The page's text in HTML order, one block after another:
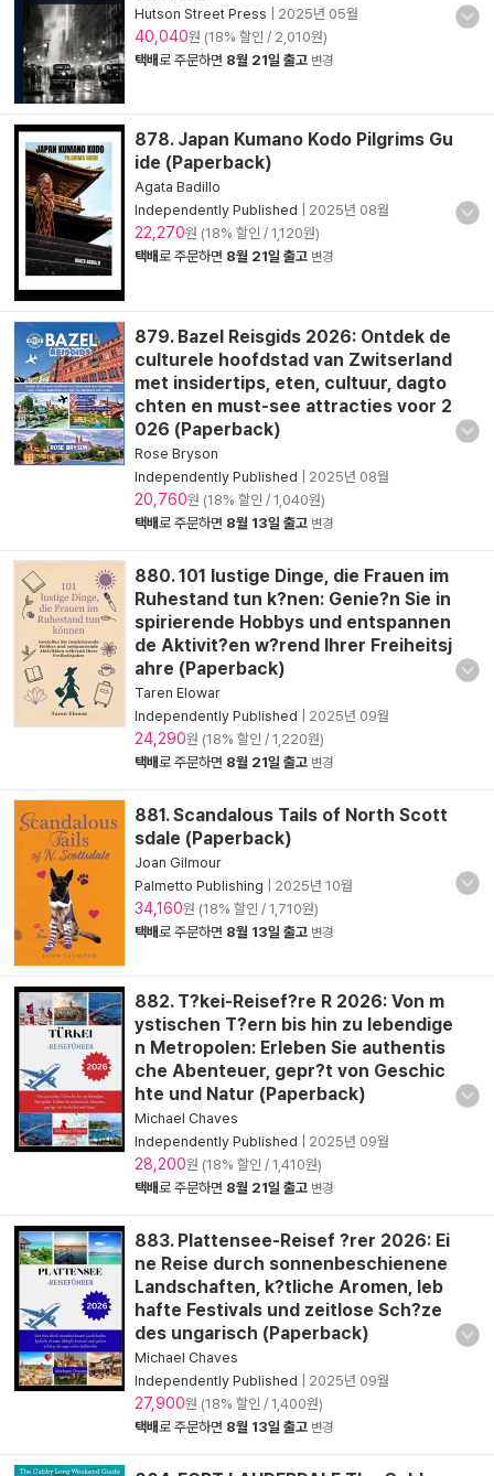
Hutson Street Press
2025년 05월
40,040원 (18% 할인 / 2,010원)
택배로 주문하면 8월 21일 출고 변경
878. Japan Kumano Kodo Pilgrims Gu
ide (Paperback)
Agata Badillo
Independently Published
2025년 08월
22,270원 (18% 할인 / 1,120원)
택배로 주문하면 8월 21일 출고 변경
879. Bazel Reisgids 2026: Ontdek de
culturele hoofdstad van Zwitserland
met insidertips, eten, cultuur, dagto
chten en must-see attracties voor 2
026 (Paperback)
Rose Bryson
Independently Published
2025년 08월
20,760원 (18% 할인 / 1,040원)
택배로 주문하면 8월 13일 출고 변경
880. 101 lustige Dinge, die Frauen im
Ruhestand tun k?nen: Genie?n Sie in
spirierende Hobbys und entspannen
de Aktivit?en w?rend Ihrer Freiheitsj
ahre (Paperback)
Taren Elowar
Independently Published
2025년 09월
24,290원 (18% 할인 / 1,220원)
택배로 주문하면 8월 21일 출고 변경
881. Scandalous Tails of North Scott
sdale (Paperback)
Joan Gilmour
Palmetto Publishing
2025년 10월
34,160원 (18% 할인 / 1,710원)
택배로 주문하면 8월 13일 출고 변경
882. T?kei-Reisef?re R 2026: Von m
ystischen T?ern bis hin zu lebendige
n Metropolen: Erleben Sie authentis
che Abenteuer, gepr?t von Geschic
hte und Natur (Paperback)
Michael Chaves
Independently Published
2025년 09월
28,200원 (18% 할인 / 1,410원)
택배로 주문하면 8월 21일 출고 변경
883. Plattensee-Reisef ?rer 2026: Ei
ne Reise durch sonnenbeschienene
Landschaften, k?tliche Aromen, leb
hafte Festivals und zeitlose Sch?ze
des ungarisch (Paperback)
Michael Chaves
Independently Published
2025년 09월
27,900원 (18% 할인 / 1,400원)
택배로 주문하면 8월 13일 출고 변경